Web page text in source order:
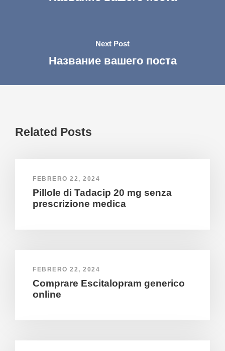
Next Post
Название вашего поста
Related Posts
FEBRERO 22, 2024
Pillole di Tadacip 20 mg senza
prescrizione medica
FEBRERO 22, 2024
Comprare Escitalopram generico
online